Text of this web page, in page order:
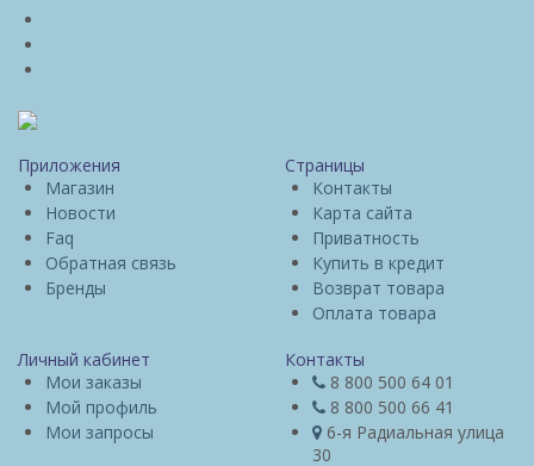
Приложения
Магазин
Новости
Faq
Обратная связь
Бренды
Страницы
Контакты
Карта сайта
Приватность
Купить в кредит
Возврат товара
Оплата товара
Личный кабинет
Мои заказы
Мой профиль
Мои запросы
Контакты
8 800 500 64 01
8 800 500 66 41
6-я Радиальная улица
30